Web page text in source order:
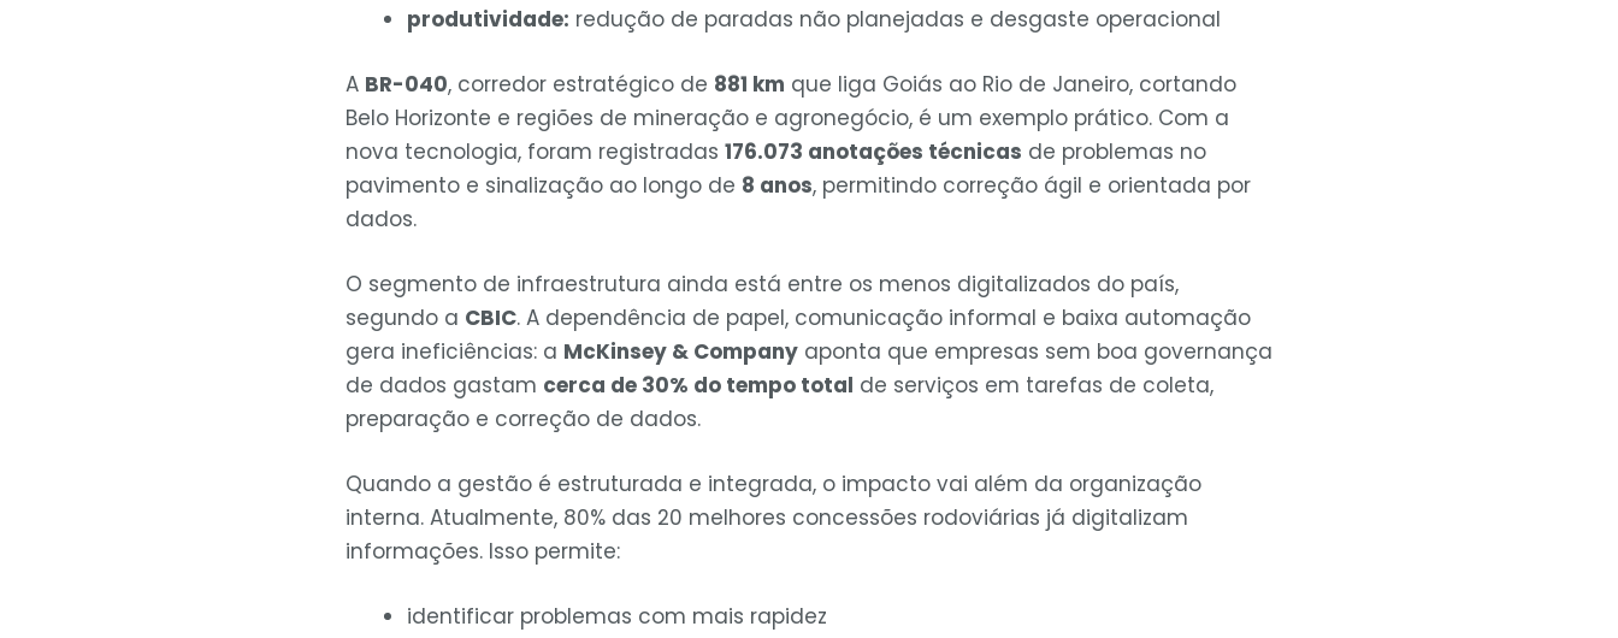
produtividade: redução de paradas não planejadas e desgaste operacional
A BR-040, corredor estratégico de 881 km que liga Goiás ao Rio de Janeiro, cortando
Belo Horizonte e regiões de mineração e agronegócio, é um exemplo prático. Com a
nova tecnologia, foram registradas 176.073 anotações técnicas de problemas no
pavimento e sinalização ao longo de 8 anos, permitindo correção ágil e orientada por
dados.
O segmento de infraestrutura ainda está entre os menos digitalizados do país,
segundo a CBIC. A dependência de papel, comunicação informal e baixa automação
gera ineficiências: a McKinsey & Company aponta que empresas sem boa governança
de dados gastam cerca de 30% do tempo total de serviços em tarefas de coleta,
preparação e correção de dados.
Quando a gestão é estruturada e integrada, o impacto vai além da organização
interna. Atualmente, 80% das 20 melhores concessões rodoviárias já digitalizam
informações. Isso permite:
identificar problemas com mais rapidez